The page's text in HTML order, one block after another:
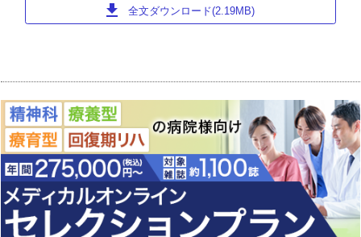
download 全文ダウンロード(2.19MB)